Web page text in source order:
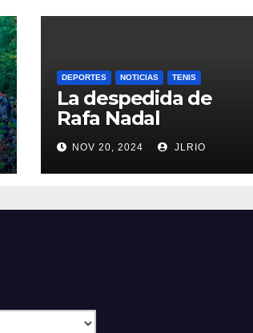
DEPORTES NOTICIAS TENIS
La despedida de
Rafa Nadal
NOV 20, 2024 JLRIO